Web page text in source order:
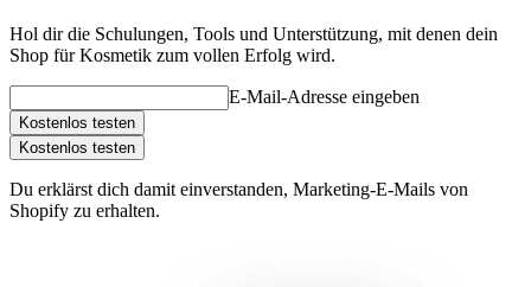
Hol dir die Schulungen, Tools und Unterstützung, mit denen dein
Shop für Kosmetik zum vollen Erfolg wird.
E-Mail-Adresse eingeben
Kostenlos testen
Kostenlos testen
Du erklärst dich damit einverstanden, Marketing-E-Mails von
Shopify zu erhalten.